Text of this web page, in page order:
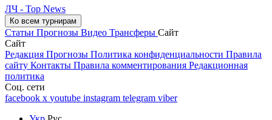
ЛЧ - Top News
Ко всем турнирам
Статьи Прогнозы Видео Трансферы Сайт
Сайт
Редакция Прогнозы Политика конфиденциальности Правила
сайту Контакты Правила комментирования Редакционная
политика
Соц. сети
facebook x youtube instagram telegram viber